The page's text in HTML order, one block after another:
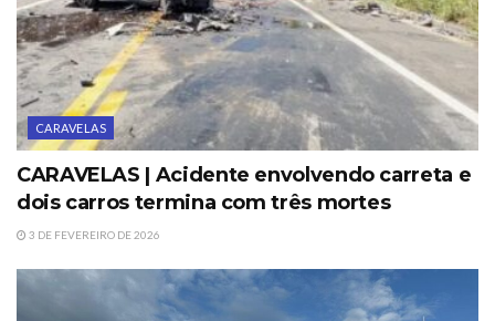
CARAVELAS
CARAVELAS | Acidente envolvendo carreta e
dois carros termina com três mortes
3 DE FEVEREIRO DE 2026